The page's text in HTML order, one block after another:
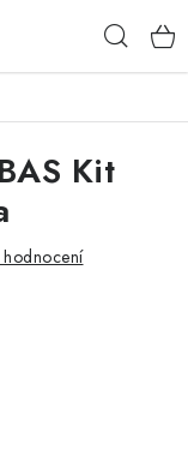
Kit